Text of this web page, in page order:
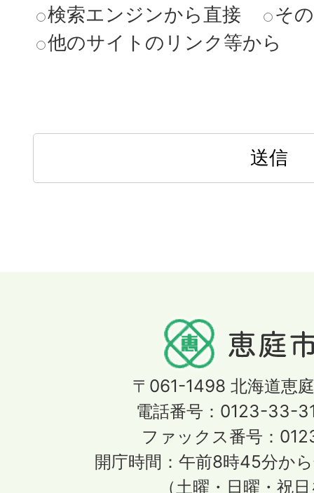
検索エンジンから直接
そ
他のサイトのリンク等から
〒061-1498 北海道恵
電話番号：0123-33-
ファックス番号：
開庁時間：午前8時45分か
（土曜・日曜・祝